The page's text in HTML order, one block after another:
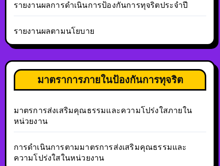
รายงานผลการดำเนินการป้องกันการทุจริตประจำปี
รายงานผลตามนโยบาย
มาตราการภายในป้องกันการทุจริต
มาตรการส่งเสริมคุณธรรมและความโปร่งใสภายใน
หน่วยงาน
การดำเนินการตามมาตรการส่งเสริมคุณธรรมและ
ความโปร่งใสในหน่วยงาน